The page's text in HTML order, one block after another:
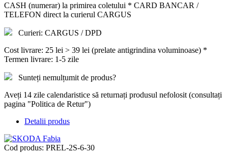
CASH (numerar) la primirea coletului * CARD BANCAR /
TELEFON direct la curierul CARGUS
Curieri: CARGUS / DPD
Cost livrare: 25 lei > 39 lei (prelate antigrindina voluminoase) *
Termen livrare: 1-5 zile
Sunteți nemulțumit de produs?
Aveți 14 zile calendaristice să returnați produsul nefolosit (consultați
pagina "Politica de Retur")
Detalii produs
Cod produs: PREL-2S-6-30